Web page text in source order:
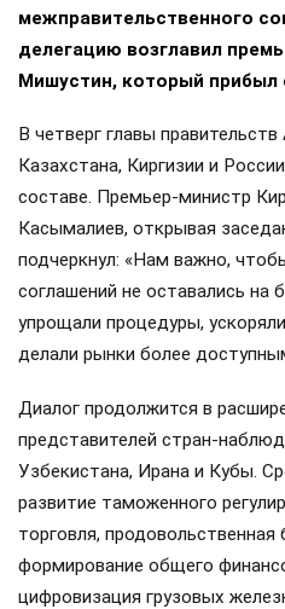
межправительственного
делегацию возглавил
Мишустин, который прибыл
В четверг главы
Казахстана, Киргизии и
составе. Премьер-министр
Касымалиев, открывая
подчеркнул: «Нам важно,
соглашений не оставались на
упрощали процедуры,
делали рынки более
Диалог продолжится в
представителей стран-
Узбекистана, Ирана и Кубы.
развитие таможенного
торговля, продовольственная
формирование общего
цифровизация грузовых